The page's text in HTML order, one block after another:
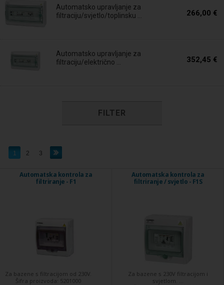
Automatsko upravljanje za
filtraciju/svjetlo/toplinsku ...
266,00 €
Automatsko upravljanje za
filtraciju/električno ...
352,45 €
FILTER
1 2 3
Automatska kontrola za
filtriranje - F1
Za bazene s filtracijom od 230V.
Šifra proizvoda: 5201000
Automatska kontrola za
filtriranje / svjetlo - F1S
Za bazene s 230V filtracijom i
svjetlom. ...